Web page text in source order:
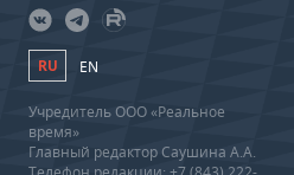
RU EN
Учредитель ООО «Реальное
время»
Главный редактор Саушина А.А.